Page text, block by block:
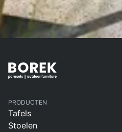
PRODUCTEN
Tafels
Stoelen